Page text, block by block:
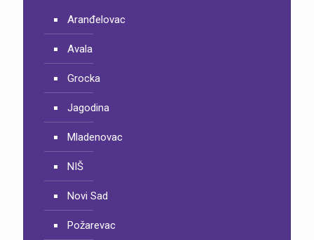
Aranđelovac
Avala
Grocka
Jagodina
Mladenovac
NIŠ
Novi Sad
Požarevac